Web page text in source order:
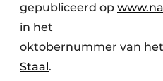
gepubliceerd op
in het
oktobernummer van het
Staal.